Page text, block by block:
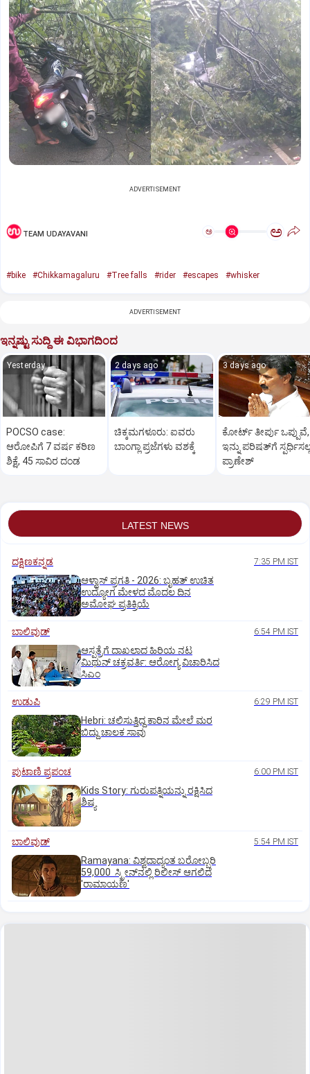
ADVERTISEMENT
TEAM UDAYAVANI ಅ ಅ
#bike #Chikkamagaluru #Tree falls #rider #escapes #whisker
ADVERTISEMENT
ಇನ್ನಷ್ಟು ಸುದ್ದಿ ಈ ವಿಭಾಗದಿಂದ
Yesterday
POCSO case:
ಆರೋಪಿಗೆ 7 ವರ್ಷ ಕಠಿಣ
ಶಿಕ್ಷೆ, 45 ಸಾವಿರ ದಂಡ
2 days ago
ಚಿಕ್ಕಮಗಳೂರು: ಐವರು
ಬಾಂಗ್ಲಾ ಪ್ರಜೆಗಳು ವಶಕ್ಕೆ
3 days ago
ಕೋರ್ಟ್‌ ತೀರ್ಪು ಒಪ್ಪುವೆ,
ಇನ್ನು ಪರಿಷತ್‌ಗೆ
ಪ್ರಾಣೇಶ್‌
LATEST NEWS
ದಕ್ಷಿಣಕನ್ನಡ 7:35 PM IST
ಆಳ್ವಾಸ್‌ ಪ್ರಗತಿ - 2026: ಬೃಹತ್ ಉಚಿತ
ಉದ್ಯೋಗ ಮೇಳದ ಮೊದಲ ದಿನ
ಅಮೋಘ ಪ್ರತಿಕ್ರಿಯೆ
ಬಾಲಿವುಡ್‌ 6:54 PM IST
ಆಸ್ಪತ್ರೆಗೆ ದಾಖಲಾದ ಹಿರಿಯ ನಟ
ಮಿಥುನ್ ಚಕ್ರವರ್ತಿ: ಆರೋಗ್ಯ ವಿಚಾರಿಸಿದ
ಸಿಎಂ
ಉಡುಪಿ 6:29 PM IST
Hebri: ಚಲಿಸುತ್ತಿದ್ದ ಕಾರಿನ ಮೇಲೆ ಮರ
ಬಿದ್ದು ಚಾಲಕ ಸಾವು
ಪುಟಾಣಿ ಪ್ರಪಂಚ 6:00 PM IST
Kids Story: ಗುರುಪತ್ನಿಯನ್ನು ರಕ್ಷಿಸಿದ
ಶಿಷ್ಯ
ಬಾಲಿವುಡ್‌ 5:54 PM IST
Ramayana: ವಿಶ್ವದಾದ್ಯಂತ ಬರೋಬ್ಬರಿ
59,000 ಸ್ಕ್ರೀನ್‌ನಲ್ಲಿ ರಿಲೀಸ್‌ ಆಗಲಿದೆ
'ರಾಮಾಯಣ'